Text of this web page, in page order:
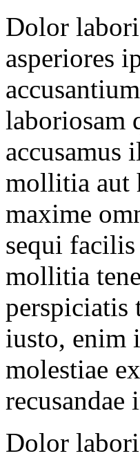
Dolor
asperiores
laboriosam
accusamus
mollitia aut
maxime
sequi
mollitia
perspiciatis
iusto, enim
molestiae
recusandae
Dolor